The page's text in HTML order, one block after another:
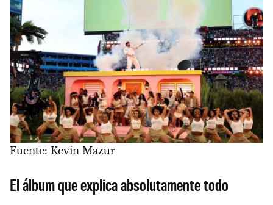
Fuente: Kevin Mazur
El álbum que explica absolutamente todo